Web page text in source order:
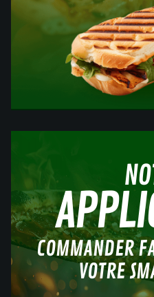
COMMANDER
VOTRE